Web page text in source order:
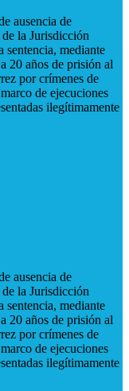
ausencia de
la Jurisdicción
sentencia, mediante
20 años de prisión al
por crímenes de
de ejecuciones
ilegítimamente
ausencia de
la Jurisdicción
sentencia, mediante
20 años de prisión al
por crímenes de
de ejecuciones
ilegítimamente